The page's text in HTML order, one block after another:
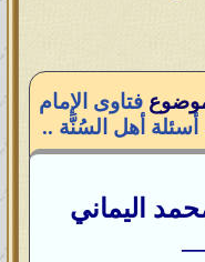
فتاوى الإمام
أهل السُنَّة ..
اليماني